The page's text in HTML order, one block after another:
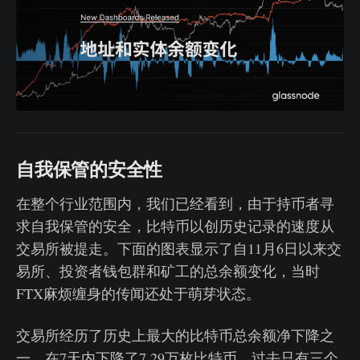
自我保管的安全性
在整个行业范围内，我们已经看到，由于持币者寻
求自我保管的安全，比特币以创历史记录的速度从
交易所被提走。下面的图表显示了自11月6日以来交
易所、投资者钱包群和矿工的总余额变化，当时
FTX麻烦缠身的传闻还处于萌芽状态。
交易所经历了历史上最大的比特币总余额净下降之